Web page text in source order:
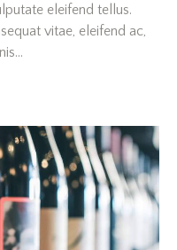
eleifend tellus.
vitae, eleifend ac,